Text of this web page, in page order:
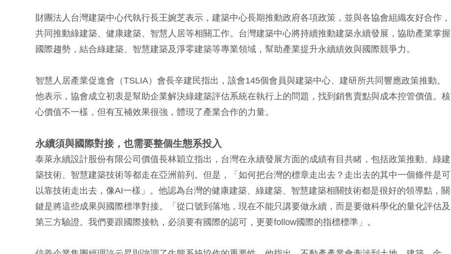
財團法人台灣建築中心代執行長王婉芝表示，建築中心長期推動政府各項政策，並與各協會組織友好合作，
共同推動綠建築、健康建築、智慧人居等相關工作。台灣建築中心將持續推動建築永續發展，協助產業掌握
國際趨勢，結合綠建築、智慧建築及淨零建築等專業領域，幫助產業提升永續績效與國際競爭力。
智慧人居產業促進會（TSLIA）會長辛建民指出，該會145個會員與建築中心、建研所共同響應政策推動。
他表示，協會成立初衷是幫助企業解決綠建築評估系統在執行上的問題，找到銷售賣點與成本控管價值。核
心價值不一樣，但有互補效果很強，體現了產業合作的力量。
永續須與國際對接，也需要整個生態系投入
泰萊永續設計股份有限公司價值長林穎立指出，台灣在永續發展方面的成績有目共睹，包括政策推動、綠建
築技術、智慧建築技術等都走在亞洲前列。但是，「如何把台灣的標章走出去？走出去的其中一個條件是可
以靠技術走出去，像AI一樣」。他認為台灣的健康建築、綠建築、智慧建築相關技術都是很好的領導點，關
鍵是將這些成果與國際標準對接。「從口號到落地，現在不能只講要做永續，而是要做科學化的量化評估及
第三方驗證。我們要跟國際接軌，必須要有國際的認可，更要follow國際的指標標準」。